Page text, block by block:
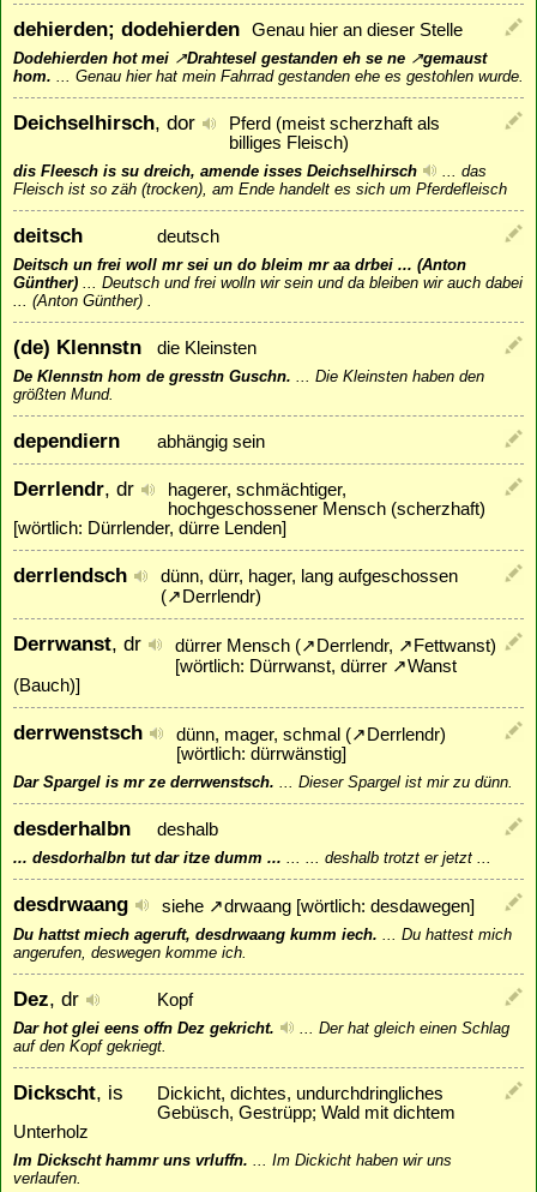
dehierden; dodehierden Genau hier an dieser Stelle
Dodehierden hot mei ↗Drahtesel gestanden eh se ne ↗gemaust
hom.
Genau hier hat mein Fahrrad gestanden ehe es gestohlen wurde.
Deichselhirsch, dor
Pferd (meist scherzhaft als
billiges Fleisch)
dis Fleesch is su dreich, amende isses Deichselhirsch
das
Fleisch ist so zäh (trocken), am Ende handelt es sich um Pferdefleisch
deitsch deutsch
Deitsch un frei woll mr sei un do bleim mr aa drbei ... (Anton
Günther)
Deutsch und frei wolln wir sein und da bleiben wir auch dabei
... (Anton Günther) .
(de) Klennstn die Kleinsten
De Klennstn hom de gresstn Guschn.
Die Kleinsten haben den
größten Mund.
dependiern abhängig sein
Derrlendr, dr
hagerer, schmächtiger,
hochgeschossener Mensch (scherzhaft)
[wörtlich: Dürrlender, dürre Lenden]
derrlendsch
dünn, dürr, hager, lang aufgeschossen
(↗ Derrlendr)
Derrwanst, dr dürrer Mensch (↗ Derrlendr, ↗ Fettwanst)
[wörtlich: Dürrwanst, dürrer ↗Wanst
(Bauch)]
derrwenstsch dünn, mager, schmal (↗ Derrlendr)
[wörtlich: dürrwänstig]
Dar Spargel is mr ze derrwenstsch. Dieser Spargel ist mir zu dünn.
desderhalbn deshalb
... desdorhalbn tut dar itze dumm ... ... deshalb trotzt er jetzt ...
desdrwaang siehe ↗drwaang [wörtlich: desdawegen]
Du hattst miech ageruft, desdrwaang kumm iech.
Du hattest mich
angerufen, deswegen komme ich.
Dez, dr Kopf
Dar hot glei eens offn Dez gekricht.
Der hat gleich einen Schlag
auf den Kopf gekriegt.
Dickscht, is
Dickicht, dichtes, undurchdringliches
Gebüsch, Gestrüpp; Wald mit dichtem
Unterholz
Im Dickscht hammr uns vrluffn.
Im Dickicht haben wir uns
verlaufen.